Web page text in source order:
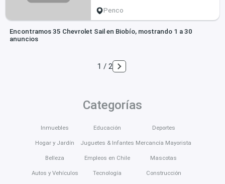
Penco
Encontramos 35 Chevrolet Sail en Biobío, mostrando 1 a 30
anuncios
1 / 2
Categorías
Inmuebles
Hogar y Jardín
Belleza
Autos y Vehículos
Educación
Juguetes & Infantes
Empleos en Chile
Tecnología
Deportes
Mercancía Mayorista
Mascotas
Construcción